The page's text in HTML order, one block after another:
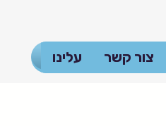
צור קשר עלינו